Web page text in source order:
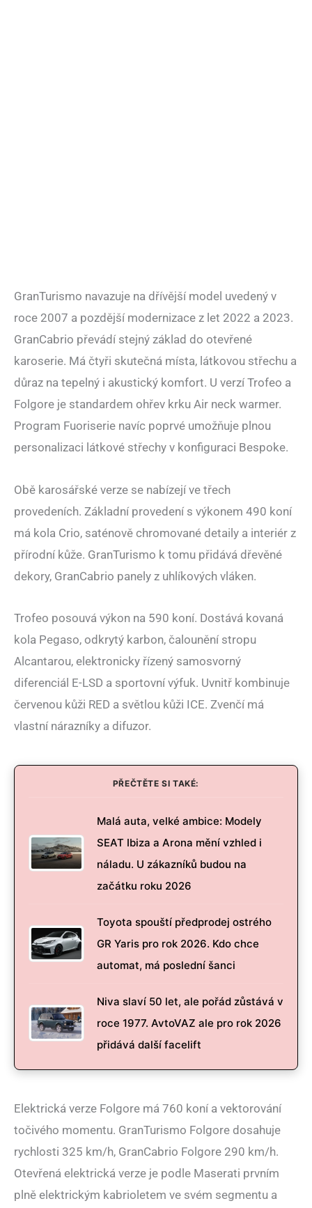
GranTurismo navazuje na dřívější model uvedený v
roce 2007 a pozdější modernizace z let 2022 a 2023.
GranCabrio převádí stejný základ do otevřené
karoserie. Má čtyři skutečná místa, látkovou střechu a
důraz na tepelný i akustický komfort. U verzí Trofeo a
Folgore je standardem ohřev krku Air neck warmer.
Program Fuoriserie navíc poprvé umožňuje plnou
personalizaci látkové střechy v konfiguraci Bespoke.
Obě karosářské verze se nabízejí ve třech
provedeních. Základní provedení s výkonem 490 koní
má kola Crio, saténově chromované detaily a interiér z
přírodní kůže. GranTurismo k tomu přidává dřevěné
dekory, GranCabrio panely z uhlíkových vláken.
Trofeo posouvá výkon na 590 koní. Dostává kovaná
kola Pegaso, odkrytý karbon, čalounění stropu
Alcantarou, elektronicky řízený samosvorný
diferenciál E-LSD a sportovní výfuk. Uvnitř kombinuje
červenou kůži RED a světlou kůži ICE. Zvenčí má
vlastní nárazníky a difuzor.
PŘEČTĚTE SI TAKÉ:
Malá auta, velké ambice: Modely
SEAT Ibiza a Arona mění vzhled i
náladu. U zákazníků budou na
začátku roku 2026
Toyota spouští předprodej ostrého
GR Yaris pro rok 2026. Kdo chce
automat, má poslední šanci
Niva slaví 50 let, ale pořád zůstává v
roce 1977. AvtoVAZ ale pro rok 2026
přidává další facelift
Elektrická verze Folgore má 760 koní a vektorování
točivého momentu. GranTurismo Folgore dosahuje
rychlosti 325 km/h, GranCabrio Folgore 290 km/h.
Otevřená elektrická verze je podle Maserati prvním
plně elektrickým kabrioletem ve svém segmentu a